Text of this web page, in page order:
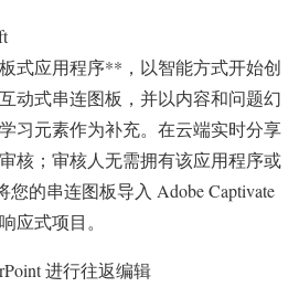
式应用程序**，以智能方式开始创
动式串连图板，并以内容和问题幻
习元素作为补充。在云端实时分享
核；审核人无需拥有该应用程序或
您的串连图板导入 Adobe Captivate
应式项目。
进行往返编辑